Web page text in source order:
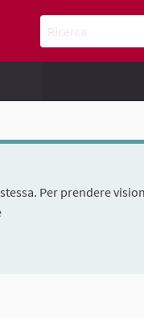
Per prendere